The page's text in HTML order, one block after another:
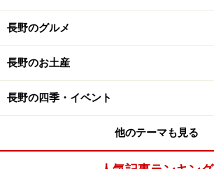
千畳敷ご来光ツアー
千畳敷ホテル前から見る南アルプス連
側にあるのは中央アルプス駒ヶ岳ロー
ために毎年12/1から「ご来光ツアー
長野のグルメ
長野のお土産
長野の四季・イベント
他のテーマも見る